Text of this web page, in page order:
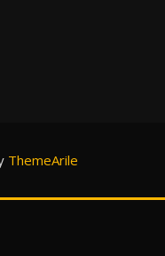
ThemeArile